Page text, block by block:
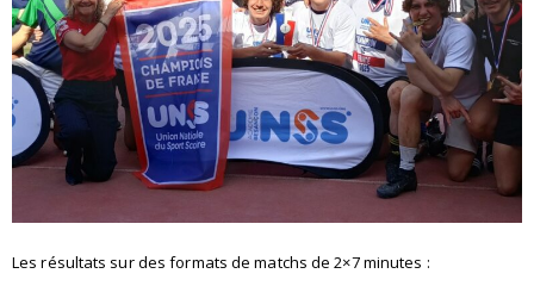
Les résultats sur des formats de matchs de 2×7 minutes :